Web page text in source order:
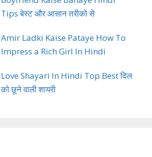
Tips बेस्ट और आसान तरीको से
Amir Ladki Kaise Pataye How To
Impress a Rich Girl In Hindi
Love Shayari In Hindi Top Best दिल
को छूने वाली शायरी